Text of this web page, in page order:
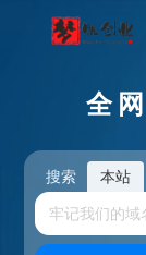
全
搜索 本站